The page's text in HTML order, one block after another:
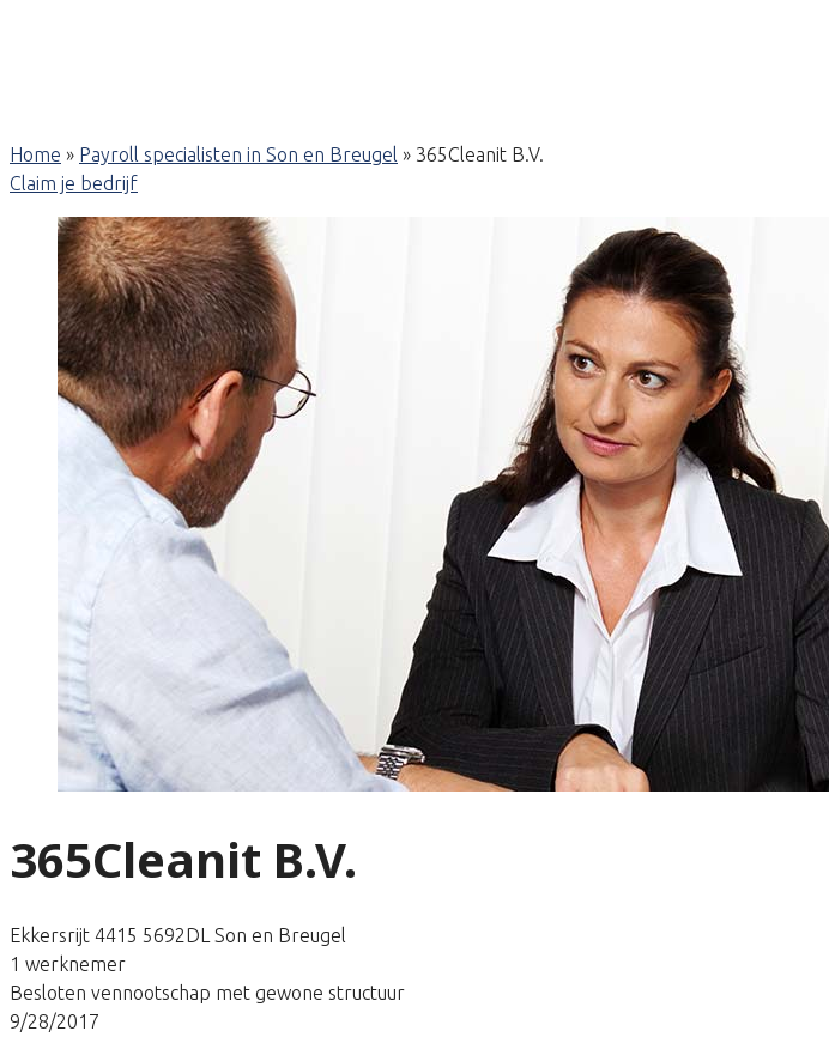
Home » Payroll specialisten in Son en Breugel » 365Cleanit B.V.
Claim je bedrijf
365Cleanit B.V.
Ekkersrijt 4415 5692DL Son en Breugel
1 werknemer
Besloten vennootschap met gewone structuur
9/28/2017